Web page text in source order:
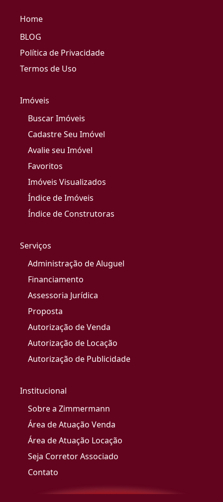
Home
BLOG
Política de Privacidade
Termos de Uso
Imóveis
Buscar Imóveis
Cadastre Seu Imóvel
Avalie seu Imóvel
Favoritos
Imóveis Visualizados
Índice de Imóveis
Índice de Construtoras
Serviços
Administração de Aluguel
Financiamento
Assessoria Jurídica
Proposta
Autorização de Venda
Autorização de Locação
Autorização de Publicidade
Institucional
Sobre a Zimmermann
Área de Atuação Venda
Área de Atuação Locação
Seja Corretor Associado
Contato